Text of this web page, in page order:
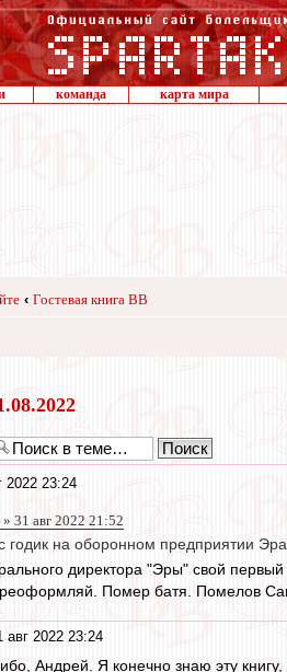
команда карта мира
‹ Гостевая книга ВВ
2022 23:24
31 авг 2022 21:52
годик на оборонном предприятии Эра
директора "Эры" свой
Помер батя. Помелов
авг 2022 23:24
Андрей. Я конечно знаю эту